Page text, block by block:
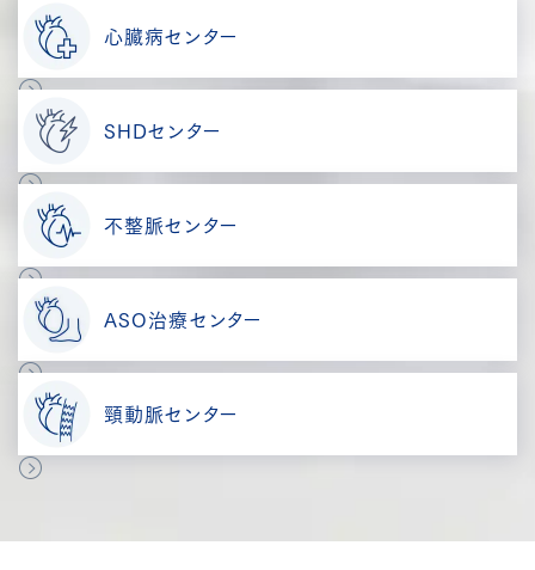
心臓病センター
SHDセンター
不整脈センター
ASO治療センター
頸動脈センター